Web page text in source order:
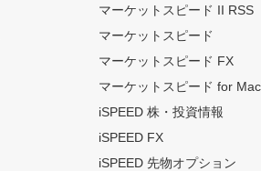
マーケットスピード II RSS
マーケットスピード
マーケットスピード FX
マーケットスピード for Mac
iSPEED 株・投資情報
iSPEED FX
iSPEED 先物オプション